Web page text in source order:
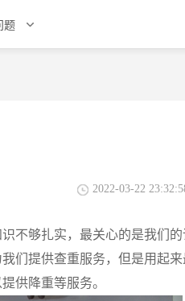
题
2022-03-22
不够扎实，最关心的是我们的
们提供查重服务，但是用起
供降重等服务。